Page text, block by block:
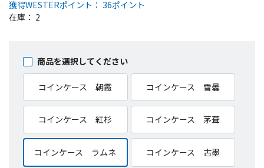
獲得WESTERポイント： 36ポイント
在庫： 2
商品を選択してください
コインケース 朝霞 コインケース 雪曇
コインケース 紅杉 コインケース 茅葺
コインケース ラムネ コインケース 古墨